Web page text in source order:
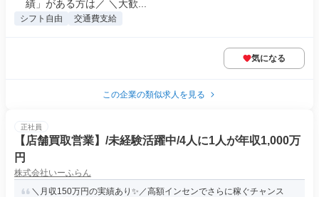
績」がある方は／ ＼大歓...
シフト自由 交通費支給
気になる
この企業の類似求人を見る
正社員
【店舗買取営業】/未経験活躍中/4人に1人が年収1,000万
円
株式会社いーふらん
＼月収150万円の実績あり✨／高額インセンでさらに稼ぐチャンス